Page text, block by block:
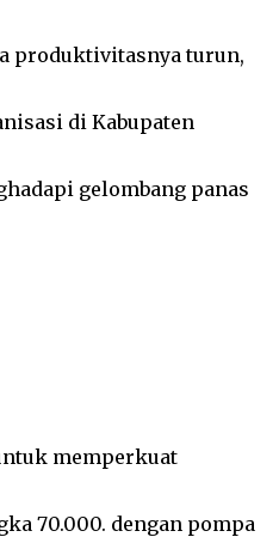
produktivitasnya turun,
di Kabupaten
gelombang panas
memperkuat
70.000. dengan pompa